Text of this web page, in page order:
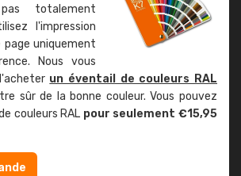
totalement
l'impression
uniquement
Nous vous
un éventail de couleurs RAL
sûr de la bonne couleur. Vous pouvez
couleurs RAL pour seulement €15,95